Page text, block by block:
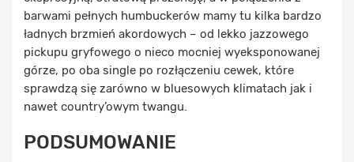
barwami pełnych humbuckerów mamy tu kilka bardzo
ładnych brzmień akordowych – od lekko jazzowego
pickupu gryfowego o nieco mocniej wyeksponowanej
górze, po oba single po rozłączeniu cewek, które
sprawdzą się zarówno w bluesowych klimatach jak i
nawet country’owym twangu.
PODSUMOWANIE